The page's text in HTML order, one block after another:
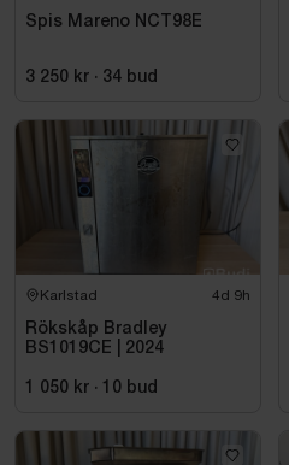
Spis Mareno NCT98E
3 250 kr · 34 bud
Karlstad 4d 9h
Rökskåp Bradley
BS1019CE | 2024
1 050 kr · 10 bud